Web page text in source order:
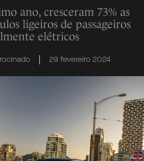
ano, cresceram 73% as
ligeiros de passageiros
elétricos
29 fevereiro 2024